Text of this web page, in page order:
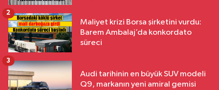
Maliyet krizi Borsa şirketini vurdu:
Barem Ambalaj’da konkordato
süreci
2
Audi tarihinin en büyük SUV modeli
Q9, markanın yeni amiral gemisi
3